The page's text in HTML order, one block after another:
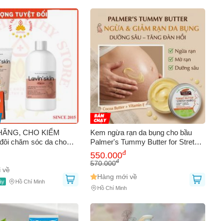
CHO KIỂM
chăm sóc da cho
về
Hồ Chí Minh
Kem ngừa rạn da bụng cho bầu
Palmer's Tummy Butter for Stretch
Marks dưỡng ẩm sâu tăng đàn hồi
125g
550.000đ
570.000đ
Hàng mới về
Hồ Chí Minh